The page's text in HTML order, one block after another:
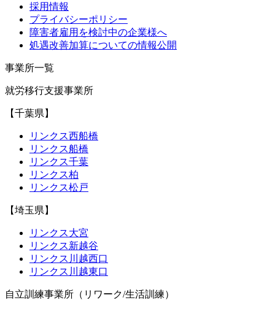
採用情報
プライバシーポリシー
障害者雇用を検討中の企業様へ
処遇改善加算についての情報公開
事業所一覧
就労移行支援事業所
【千葉県】
リンクス西船橋
リンクス船橋
リンクス千葉
リンクス柏
リンクス松戸
【埼玉県】
リンクス大宮
リンクス新越谷
リンクス川越西口
リンクス川越東口
自立訓練事業所（リワーク/生活訓練）